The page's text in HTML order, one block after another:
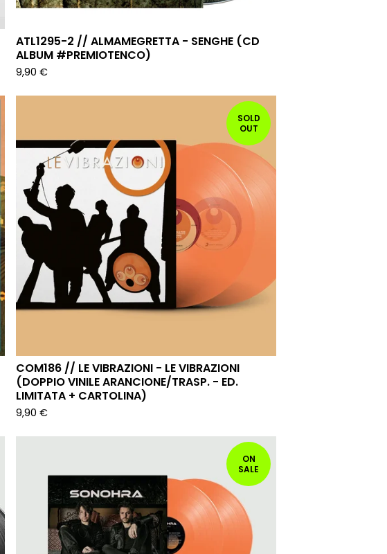
ATL1295-2 // ALMAMEGRETTA - SENGHE (CD
ALBUM #PREMIOTENCO)
9,90 €
SOLD
OUT
COM186 // LE VIBRAZIONI - LE VIBRAZIONI
(DOPPIO VINILE ARANCIONE/TRASP. - ED.
LIMITATA + CARTOLINA)
9,90 €
ON
SALE